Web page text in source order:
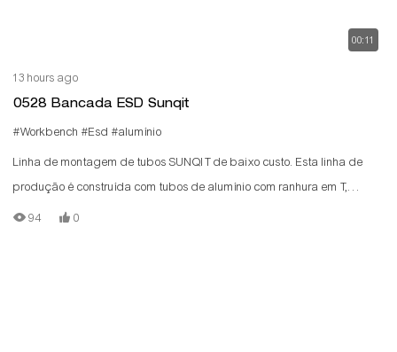
00:11
13 hours ago
0528 Bancada ESD Sunqit
#Workbench #Esd #alumínio
Linha de montagem de tubos SUNQIT de baixo custo. Esta linha de
produção é construída com tubos de alumínio com ranhura em T,
conectores de alumínio, trilhos de roletes de aço e placas de madeira.
94 0